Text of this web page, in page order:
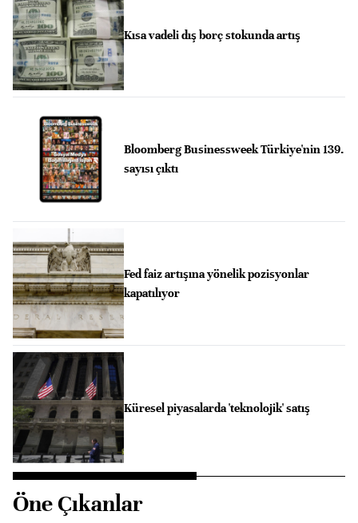
Kısa vadeli dış borç stokunda artış
Bloomberg Businessweek Türkiye'nin 139.
sayısı çıktı
Fed faiz artışına yönelik pozisyonlar
kapatılıyor
Küresel piyasalarda 'teknolojik' satış
Öne Çıkanlar